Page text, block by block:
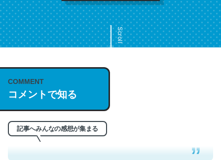
Scroll
COMMENT
コメントで知る
記事へみんなの感想が集まる
これは名文。彼はとてもクレバーなんだろうなと凄く思
う。英語少しでも読める人は原文もお勧め。自分はこの流
─今のこの状況が信じられるかい？ by ラーズ・ヌートバー